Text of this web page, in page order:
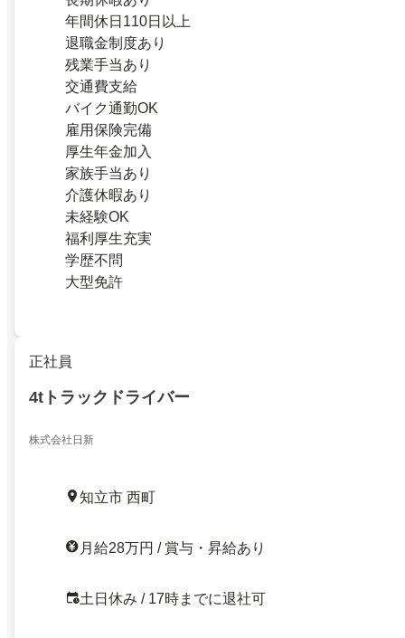
年間休日110日以上
退職金制度あり
残業手当あり
交通費支給
バイク通勤OK
雇用保険完備
厚生年金加入
家族手当あり
介護休暇あり
未経験OK
福利厚生充実
学歴不問
大型免許
正社員
4tトラックドライバー
株式会社日新
知立市 西町
月給28万円 / 賞与・昇給あり
土日休み / 17時までに退社可